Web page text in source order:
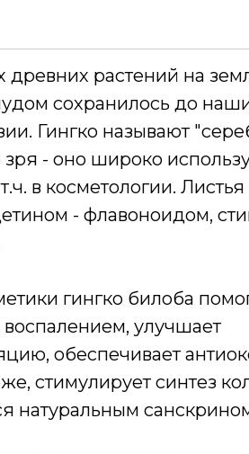
растений на
сохранилось до
Гингко называют
- оно широко
в косметологии.
- флавоноидом,
гингко билоба️
воспалением, улучшает
обеспечивает
стимулирует синтез
натуральным